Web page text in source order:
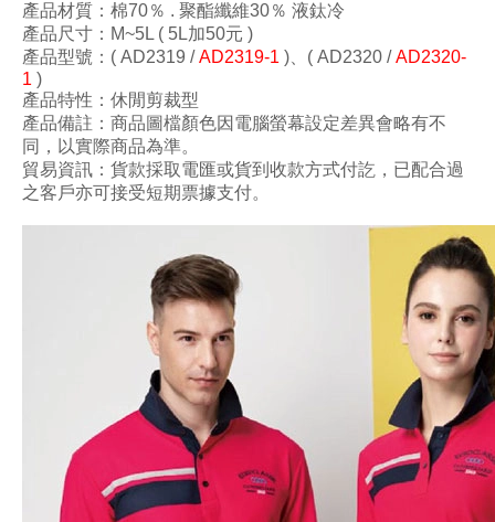
產品材質：棉70％ . 聚酯纖維30％ 液鈦冷
產品尺寸 ：M~5L ( 5L加50元 )
產品型號 ：( AD2319 /AD2319-1 ) ( AD2320 /AD2320-
1 )
產品特性：休閒剪裁型
產品備註：商品圖檔顏色因電腦螢幕設定差異會略有不
同，以實際商品為準。
貿易資訊：貨款採取電匯或貨到收款方式付訖，已配合過
之客戶亦可接受短期票據支付。